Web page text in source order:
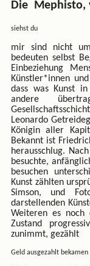
Die Mephisto,
siehst du
mir sind nicht
bedeuten selbst
Einbeziehung
Künstler*innen
dass was Kunst
andere
Leonardo
Königin aller
Bekannt ist
herausschlug.
besuchte,
besuchen
Kunst zählten
Simson, und
darstellenden
Weiteren es noch
Zustand
zunimmt, gezählt
Geld ausgezahlt bekamen